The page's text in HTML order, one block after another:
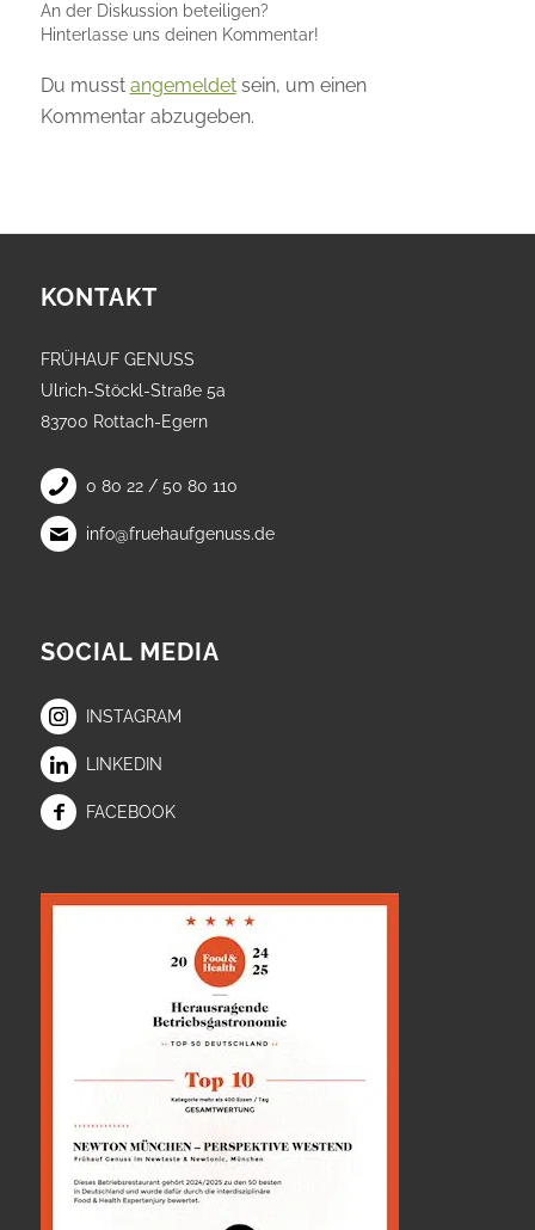
An der Diskussion beteiligen?
Hinterlasse uns deinen Kommentar!
Du musst angemeldetsein, um einen
Kommentar abzugeben.
KONTAKT
FRÜHAUF GENUSS
Ulrich-Stöckl-Straße 5a
83700 Rottach-Egern
0 80 22 / 50 80 110
info@fruehaufgenuss.de
SOCIAL MEDIA
INSTAGRAM
LINKEDIN
FACEBOOK